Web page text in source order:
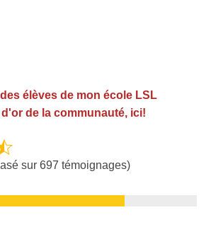
élèves de mon école LSL
de la communauté, ici!
sur 697 témoignages)